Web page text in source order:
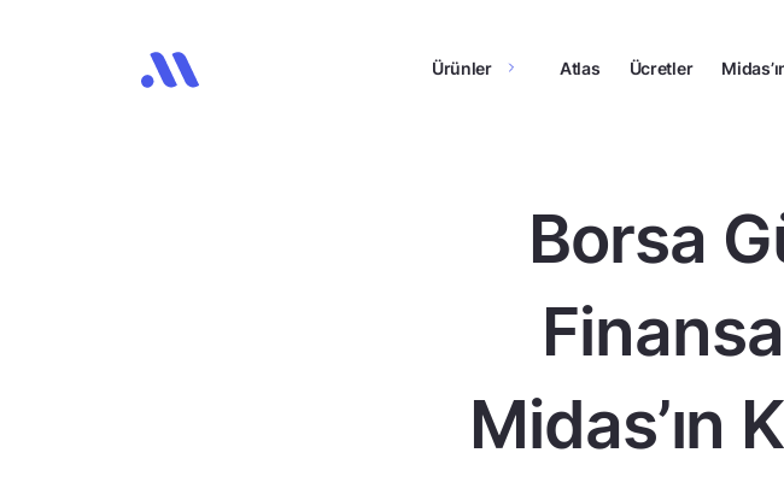
Ürünler Atlas Ücretler
Borsa
Midas’ın